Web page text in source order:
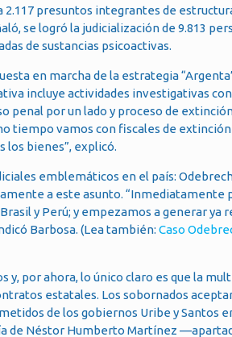
2.117 presuntos integrantes de
se logró la judicialización de 9.813
de sustancias psicoactivas.
en marcha de la estrategia
incluye actividades investigativas
penal por un lado y proceso de
tiempo vamos con fiscales de
los bienes”, explicó.
emblemáticos en el país:
a este asunto. “Inmediatamente
y Perú; y empezamos a generar ya
Barbosa. (Lea también: Caso
y, por ahora, lo único claro es que la
estatales. Los sobornados
de los gobiernos Uribe y Santos
de Néstor Humberto Martínez